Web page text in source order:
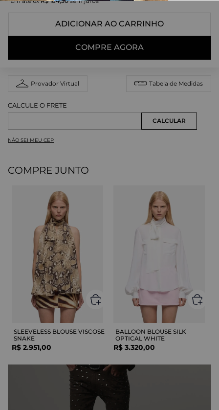
ADICIONAR AO CARRINHO
COMPRE AGORA
Provador Virtual Tabela de Medidas
NÃO SEI MEU CEP
COMPRE JUNTO
SLEEVELESS BLOUSE VISCOSE
SNAKE
R$ 2.951,00
BALLOON BLOUSE SILK
OPTICAL WHITE
R$ 3.320,00